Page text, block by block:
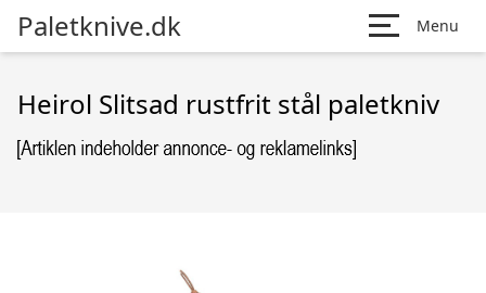
Paletknive.dk Menu
Heirol Slitsad rustfrit stål paletkniv